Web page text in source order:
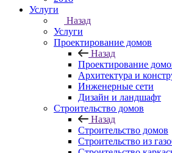
Услуги
Назад
Услуги
Проектирование домов
Назад
Проектирование
Архитектура и
Инженерные сети
Дизайн и ландшафт
Строительство домов
Назад
Строительство домов
Строительство из